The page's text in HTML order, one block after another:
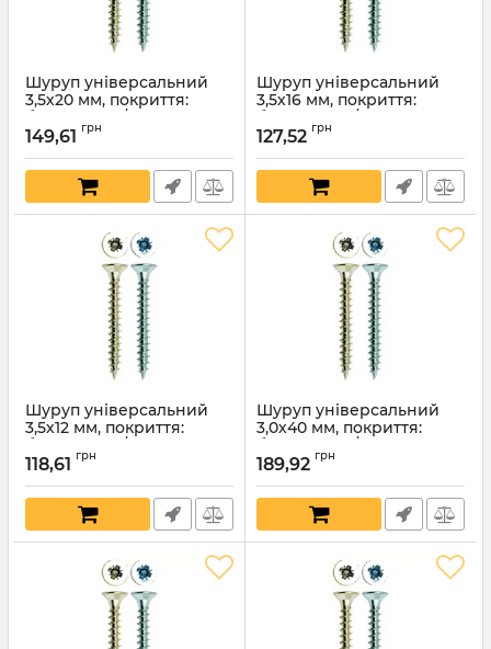
Шуруп універсальний
3,5х20 мм, покриття:
білий цинк / жовтий
цинк
Артикул: 1478
149,61 грн
Шуруп універсальний
3,5х16 мм, покриття:
білий цинк / жовтий
цинк
Артикул: 1477
127,52 грн
Шуруп універсальний
3,5х12 мм, покриття:
білий цинк / жовтий
цинк
Артикул: 1476
118,61 грн
Шуруп універсальний
3,0х40 мм, покриття:
білий цинк / жовтий
цинк
Артикул: 1474
189,92 грн